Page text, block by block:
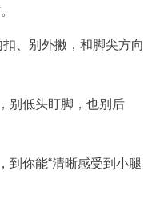
、别外撇，和脚尖方向
别低头盯脚，也别后
到你能“清晰感受到小腿